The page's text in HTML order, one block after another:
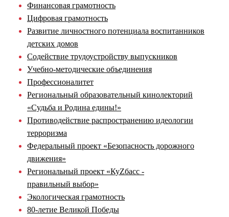
Финансовая грамотность
Цифровая грамотность
Развитие личностного потенциала воспитанников
детских домов
Содействие трудоустройству выпускников
Учебно-методические объединения
Профессионалитет
Региональный образовательный кинолекторий
«Судьба и Родина едины!»
Противодействие распространению идеологии
терроризма
Федеральный проект «Безопасность дорожного
движения»
Региональный проект «КуZбасс -
правильный выбор»
Экологическая грамотность
80-летие Великой Победы